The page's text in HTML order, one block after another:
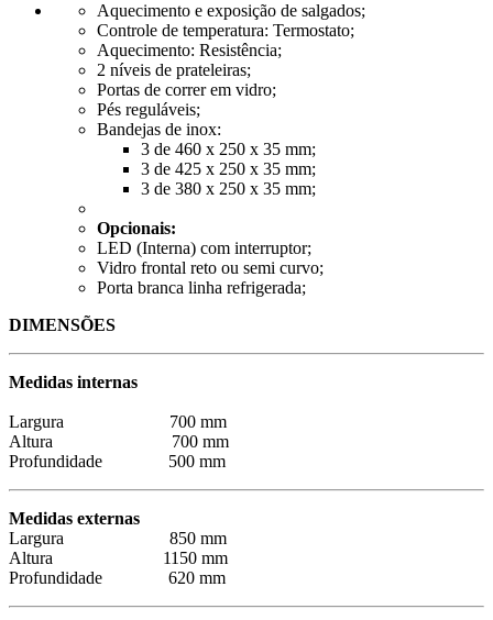
Aquecimento e exposição de salgados;
Controle de temperatura: Termostato;
Aquecimento: Resistência;
2 níveis de prateleiras;
Portas de correr em vidro;
Pés reguláveis;
Bandejas de inox:
3 de 460 x 250 x 35 mm;
3 de 425 x 250 x 35 mm;
3 de 380 x 250 x 35 mm;
Opcionais:
LED (Interna) com interruptor;
Vidro frontal reto ou semi curvo;
Porta branca linha refrigerada;
DIMENSÕES
Medidas internas
Largura 700 mm
Altura 700 mm
Profundidade 500 mm
Medidas externas
Largura 850 mm
Altura 1150 mm
Profundidade 620 mm